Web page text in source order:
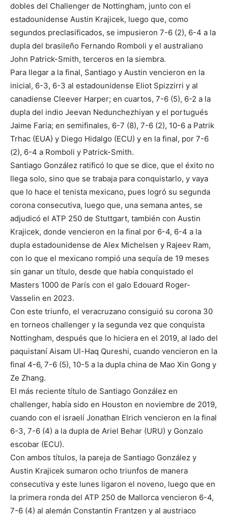
dobles del Challenger de Nottingham, junto con el
estadounidense Austin Krajicek, luego que, como
segundos preclasificados, se impusieron 7-6 (2), 6-4 a la
dupla del brasileño Fernando Romboli y el australiano
John Patrick-Smith, terceros en la siembra.
Para llegar a la final, Santiago y Austin vencieron en la
inicial, 6-3, 6-3 al estadounidense Eliot Spizzirri y al
canadiense Cleever Harper; en cuartos, 7-6 (5), 6-2 a la
dupla del indio Jeevan Nedunchezhiyan y el portugués
Jaime Faria; en semifinales, 6-7 (8), 7-6 (2), 10-6 a Patrik
Trhac (EUA) y Diego Hidalgo (ECU) y en la final, por 7-6
(2), 6-4 a Romboli y Patrick-Smith.
Santiago González ratificó lo que se dice, que el éxito no
llega solo, sino que se trabaja para conquistarlo, y vaya
que lo hace el tenista mexicano, pues logró su segunda
corona consecutiva, luego que, una semana antes, se
adjudicó el ATP 250 de Stuttgart, también con Austin
Krajicek, donde vencieron en la final por 6-4, 6-4 a la
dupla estadounidense de Alex Michelsen y Rajeev Ram,
con lo que el mexicano rompió una sequía de 19 meses
sin ganar un título, desde que había conquistado el
Masters 1000 de París con el galo Edouard Roger-
Vasselin en 2023.
Con este triunfo, el veracruzano consiguió su corona 30
en torneos challenger y la segunda vez que conquista
Nottingham, después que lo hiciera en el 2019, al lado del
paquistaní Aisam Ul-Haq Qureshi, cuando vencieron en la
final 4-6, 7-6 (5), 10-5 a la dupla china de Mao Xin Gong y
Ze Zhang.
El más reciente título de Santiago González en
challenger, había sido en Houston en noviembre de 2019,
cuando con el israelí Jonathan Elrich vencieron en la final
6-3, 7-6 (4) a la dupla de Ariel Behar (URU) y Gonzalo
escobar (ECU).
Con ambos títulos, la pareja de Santiago González y
Austin Krajicek sumaron ocho triunfos de manera
consecutiva y este lunes ligaron el noveno, luego que en
la primera ronda del ATP 250 de Mallorca vencieron 6-4,
7-6 (4) al alemán Constantin Frantzen y al austriaco